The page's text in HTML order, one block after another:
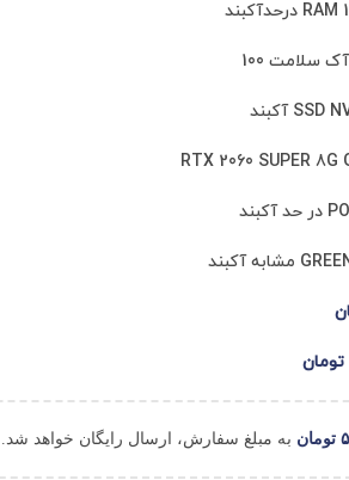
تومان
تومان به مبلغ سفارش، ارسال رایگان خواهد شد.